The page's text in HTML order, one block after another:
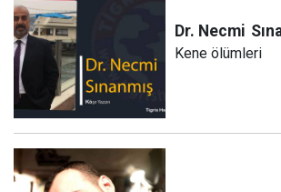
Dr. Necmi
Kene ölümleri